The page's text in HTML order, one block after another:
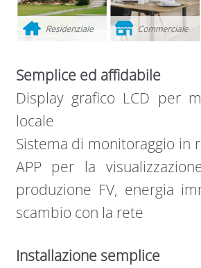
Semplice ed affidabile
Display grafico LCD per
locale
Sistema di monitoraggio in
APP per la
produzione FV, energia
scambio con la rete
Installazione semplice